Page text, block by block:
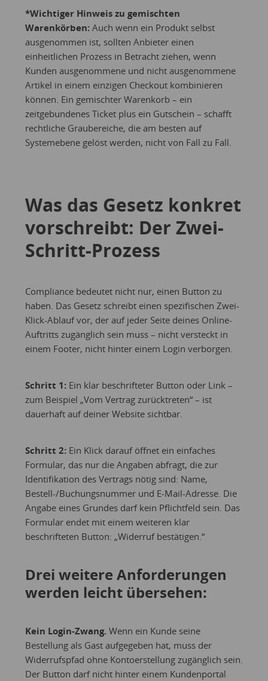
*Wichtiger Hinweis zu gemischten
Warenkörben:Auch wenn ein Produkt selbst
ausgenommen ist, sollten Anbieter einen
einheitlichen Prozess in Betracht ziehen, wenn
Kunden ausgenommene und nicht ausgenommene
Artikel in einem einzigen Checkout kombinieren
können. Ein gemischter Warenkorb – ein
zeitgebundenes Ticket plus ein Gutschein – schafft
rechtliche Graubereiche, die am besten auf
Systemebene gelöst werden, nicht von Fall zu Fall.
Was das Gesetz konkret
vorschreibt: Der Zwei-
Schritt-Prozess
Compliance bedeutet nicht nur, einen Button zu
haben. Das Gesetz schreibt einen spezifischen Zwei-
Klick-Ablauf vor, der auf jeder Seite deines Online-
Auftritts zugänglich sein muss – nicht versteckt in
einem Footer, nicht hinter einem Login verborgen.
Schritt 1:Ein klar beschrifteter Button oder Link –
zum Beispiel „Vom Vertrag zurücktreten“ – ist
dauerhaft auf deiner Website sichtbar.
Schritt 2:Ein Klick darauf öffnet ein einfaches
Formular, das nur die Angaben abfragt, die zur
Identifikation des Vertrags nötig sind: Name,
Bestell-/Buchungsnummer und E-Mail-Adresse. Die
Angabe eines Grundes darf kein Pflichtfeld sein. Das
Formular endet mit einem weiteren klar
beschrifteten Button: „Widerruf bestätigen.“
Drei weitere Anforderungen
werden leicht übersehen:
Kein Login-Zwang.Wenn ein Kunde seine
Bestellung als Gast aufgegeben hat, muss der
Widerrufspfad ohne Kontoerstellung zugänglich sein.
Der Button darf nicht hinter einem Kundenportal